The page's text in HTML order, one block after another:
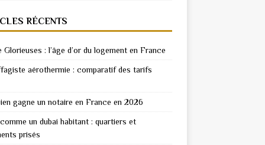
RÉCENTS
Glorieuses : l’âge d’or du logement en France
aérothermie : comparatif des tarifs
gagne un notaire en France en 2026
un dubai habitant : quartiers et
prisés